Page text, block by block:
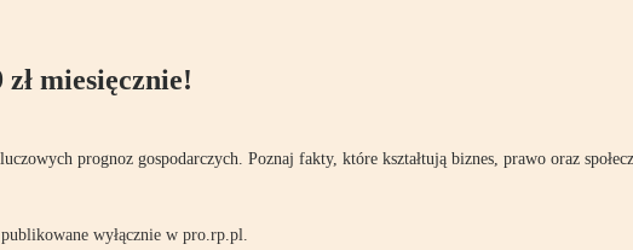
miesięcznie!
prognoz gospodarczych. Poznaj fakty, które kształtują biznes, prawo oraz
wyłącznie w pro.rp.pl.